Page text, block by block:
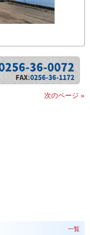
次のページ »
一覧